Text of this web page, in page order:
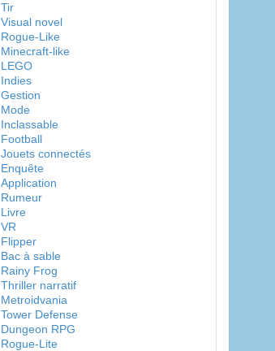
Tir
Visual novel
Rogue-Like
Minecraft-like
LEGO
Indies
Gestion
Mode
Inclassable
Football
Jouets connectés
Enquête
Application
Rumeur
Livre
VR
Flipper
Bac à sable
Rainy Frog
Thriller narratif
Metroidvania
Tower Defense
Dungeon RPG
Rogue-Lite